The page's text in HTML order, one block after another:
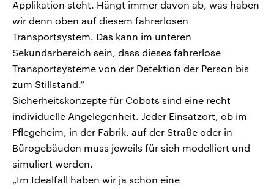
Applikation steht. Hängt immer davon ab, was haben
wir denn oben auf diesem fahrerlosen
Transportsystem. Das kann im unteren
Sekundarbereich sein, dass dieses fahrerlose
Transportsysteme von der Detektion der Person bis
zum Stillstand.“
Sicherheitskonzepte für Cobots sind eine recht
individuelle Angelegenheit. Jeder Einsatzort, ob im
Pflegeheim, in der Fabrik, auf der Straße oder in
Bürogebäuden muss jeweils für sich modelliert und
simuliert werden.
„Im Idealfall haben wir ja schon eine